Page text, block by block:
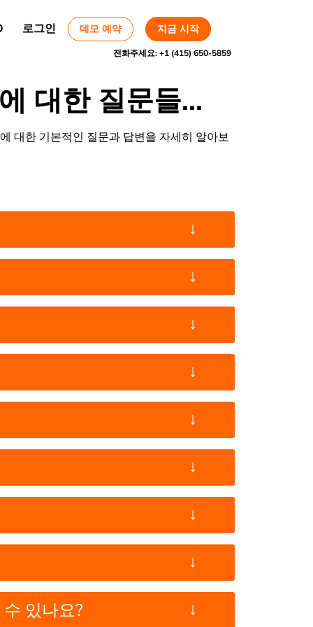
로그인 데모 예약 지금 시작
전화주세요:+1 (415) 650-5859
에 대한 질문들...
대한 기본적인 질문과 답변을 자세히 알아보
↓
↓
↓
↓
↓
↓
↓
↓
있나요? ↓